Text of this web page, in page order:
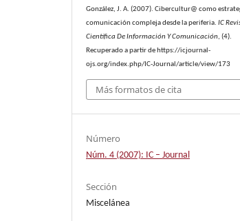
González, J. A. (2007). Cibercultur@ como
comunicación compleja desde la periferia.IC
Científica De Información Y Comunicación, (4).
Recuperado a partir de https://icjournal-
ojs.org/index.php/IC-Journal/article/view/173
Más formatos de cita
Número
Núm. 4 (2007): IC – Journal
Sección
Miscelánea